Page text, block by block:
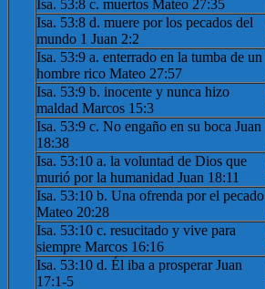
Isa. 53:8 c. muertos Mateo 27:35
Isa. 53:8 d. muere por los pecados del
mundo 1 Juan 2:2
Isa. 53:9 a. enterrado en la tumba de un
hombre rico Mateo 27:57
Isa. 53:9 b. inocente y nunca hizo
maldad Marcos 15:3
Isa. 53:9 c. No engaño en su boca Juan
18:38
Isa. 53:10 a. la voluntad de Dios que
murió por la humanidad Juan 18:11
Isa. 53:10 b. Una ofrenda por el pecado
Mateo 20:28
Isa. 53:10 c. resucitado y vive para
siempre Marcos 16:16
Isa. 53:10 d. Él iba a prosperar Juan
17:1-5